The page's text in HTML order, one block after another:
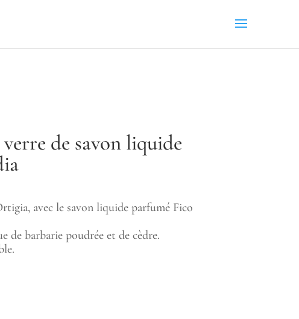
de savon liquide
avec le savon liquide parfumé Fico
de barbarie poudrée et de cèdre.